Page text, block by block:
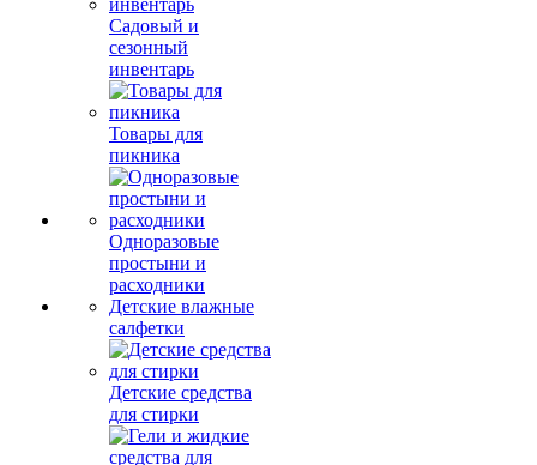
Садовый и
сезонный
инвентарь
Товары для
пикника
Одноразовые
простыни и
расходники
Детские влажные
салфетки
Детские средства
для стирки